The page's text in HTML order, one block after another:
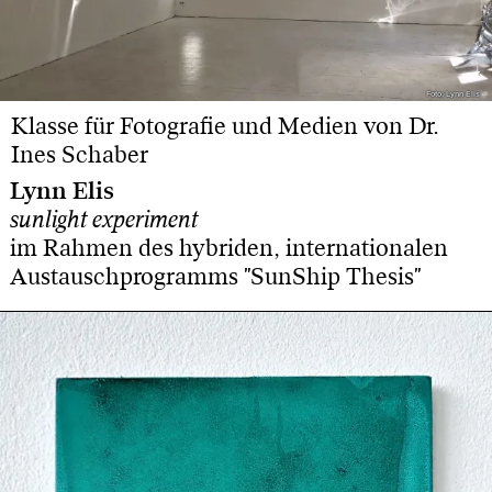
Foto: Lynn Elis
Foto: Lynn Elis
Klasse für Fotografie und Medien von Dr.
Ines Schaber
Lynn Elis
sunlight experiment
im Rahmen des hybriden, internationalen
Austauschprogramms "SunShip Thesis"